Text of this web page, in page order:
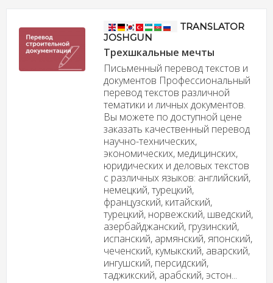
TRANSLATOR
JOSHGUN
Трехшкальные мечты
Письменный перевод текстов и
документов Профессиональный
перевод текстов различной
тематики и личных документов.
Вы можете по доступной цене
заказать качественный перевод
научно-технических,
экономических, медицинских,
юридических и деловых текстов
с различных языков: английский,
немецкий, турецкий,
французский, китайский,
турецкий, норвежский, шведский,
азербайджанский, грузинский,
испанский, армянский, японский,
чеченский, кумыкский, аварский,
ингушский, персидский,
таджикский, арабский, эстон...